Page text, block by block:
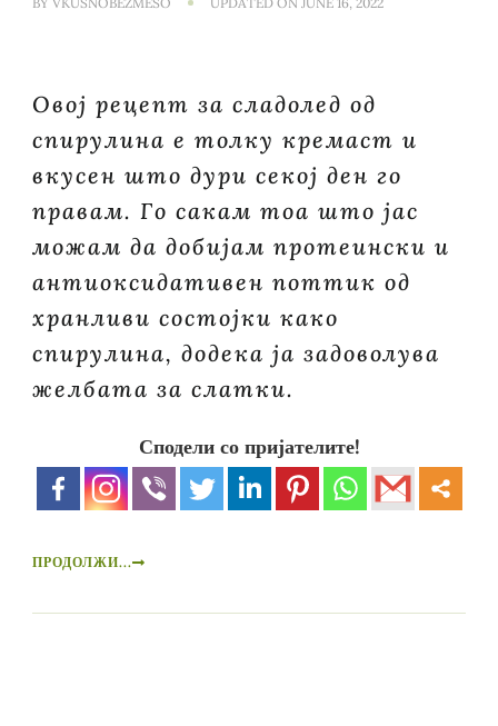
Овој рецепт за сладолед од
спирулина е толку кремаст и
вкусен што дури секој ден го
правам. Го сакам тоа што јас
можам да добијам протеински и
антиоксидативен поттик од
хранливи состојки како
спирулина, додека ја задоволува
желбата за слатки.
Сподели со пријателите!
ПРОДОЛЖИ...